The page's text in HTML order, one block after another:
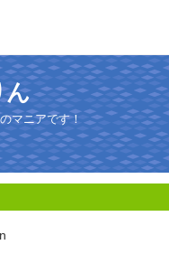
ん
マニアです！